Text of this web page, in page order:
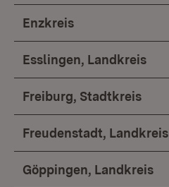
Enzkreis
Esslingen, Landkreis
Freiburg, Stadtkreis
Freudenstadt, Landkreis
Göppingen, Landkreis